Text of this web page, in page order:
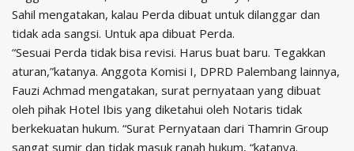
Sahil mengatakan, kalau Perda dibuat untuk dilanggar dan
tidak ada sangsi. Untuk apa dibuat Perda.
“Sesuai Perda tidak bisa revisi. Harus buat baru. Tegakkan
aturan,”katanya. Anggota Komisi I, DPRD Palembang lainnya,
Fauzi Achmad mengatakan, surat pernyataan yang dibuat
oleh pihak Hotel Ibis yang diketahui oleh Notaris tidak
berkekuatan hukum. “Surat Pernyataan dari Thamrin Group
sangat sumir dan tidak masuk ranah hukum, “katanya.